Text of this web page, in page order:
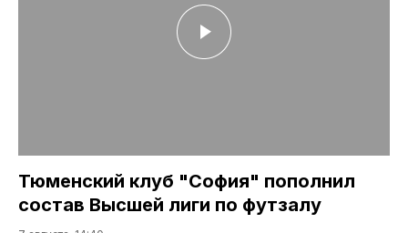
Тюменский клуб "София" пополнил
состав Высшей лиги по футзалу